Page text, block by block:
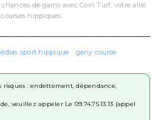
de gains avec Coin Turf, votre allié
hippiques.
sport hippique geny course
risques : endettement, dépendance,
veuillez appeler Le 09.74.75.13.13 (appel